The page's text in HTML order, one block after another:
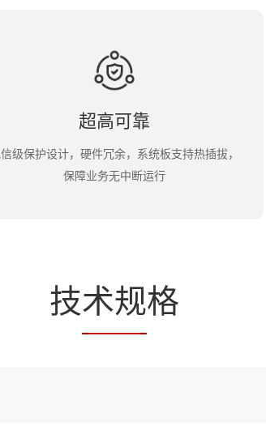
超高可靠
级保护设计，硬件冗余，系统板支持热插拔，
保障业务无中断运行
技术规格